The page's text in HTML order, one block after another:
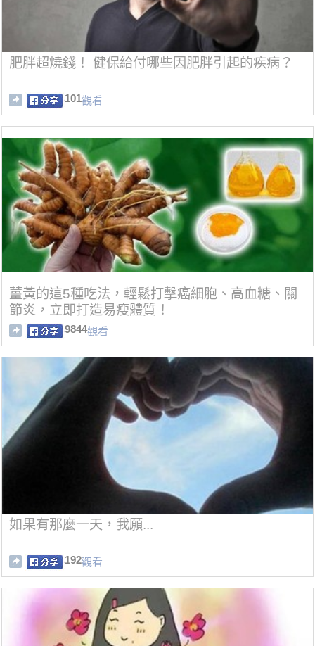
肥胖超燒錢！ 健保給付哪些因肥胖引起的疾病？
101觀看
薑黃的這5種吃法，輕鬆打擊癌細胞、高血糖、關
節炎，立即打造易瘦體質！
9844觀看
如果有那麼一天，我願...
192觀看